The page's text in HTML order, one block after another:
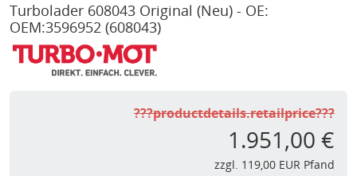
Turbolader 608043 Original (Neu) - OE:
OEM:3596952 (608043)
???productdetails.retailprice???
1.951,00 €
zzgl. 119,00 EUR Pfand